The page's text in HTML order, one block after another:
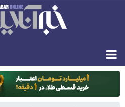
یکشنبه ۱۸ مرداد ۱۴۰۵